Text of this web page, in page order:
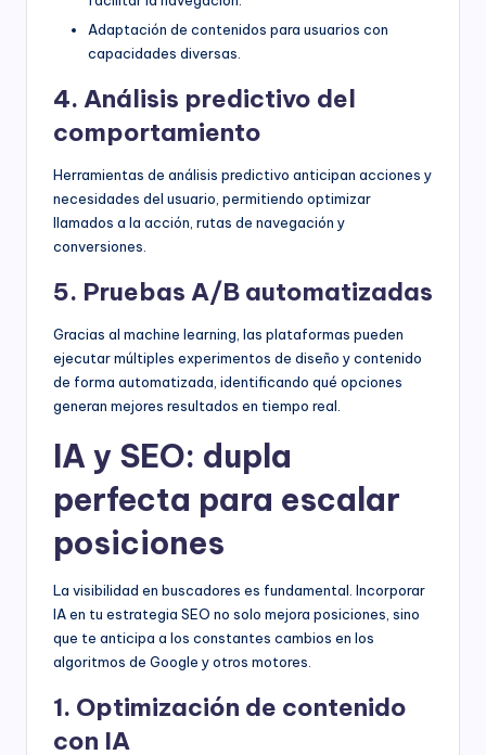
Adaptación de contenidos para usuarios con
capacidades diversas.
4. Análisis predictivo del
comportamiento
Herramientas de análisis predictivo anticipan acciones y
necesidades del usuario, permitiendo optimizar
llamados a la acción, rutas de navegación y
conversiones.
5. Pruebas A/B automatizadas
Gracias al machine learning, las plataformas pueden
ejecutar múltiples experimentos de diseño y contenido
de forma automatizada, identificando qué opciones
generan mejores resultados en tiempo real.
IA y SEO: dupla
perfecta para escalar
posiciones
La visibilidad en buscadores es fundamental. Incorporar
IA en tu estrategia SEO no solo mejora posiciones, sino
que te anticipa a los constantes cambios en los
algoritmos de Google y otros motores.
1. Optimización de contenido
con IA